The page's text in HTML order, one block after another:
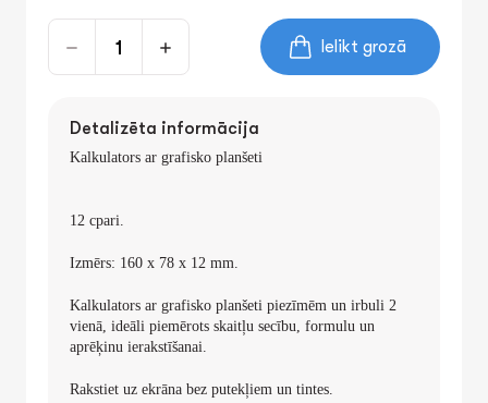
Ielikt grozā
Detalizēta informācija
Kalkulators ar grafisko planšeti
12 cpari.
Izmērs: 160 x 78 x 12 mm.
Kalkulators ar grafisko planšeti piezīmēm un irbuli 2
vienā, ideāli piemērots skaitļu secību, formulu un
aprēķinu ierakstīšanai.
Rakstiet uz ekrāna bez putekļiem un tintes.